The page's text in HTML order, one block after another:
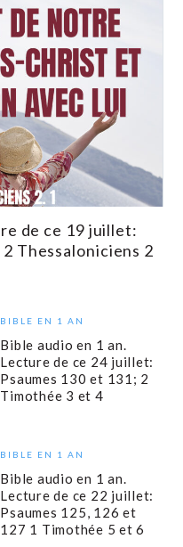
de ce 19 juillet:
Thessaloniciens 2
BIBLE EN 1 AN
Bible audio en 1 an.
Lecture de ce 24 juillet:
Psaumes 130 et 131; 2
Timothée 3 et 4
BIBLE EN 1 AN
Bible audio en 1 an.
Lecture de ce 22 juillet:
Psaumes 125, 126 et
127 1 Timothée 5 et 6